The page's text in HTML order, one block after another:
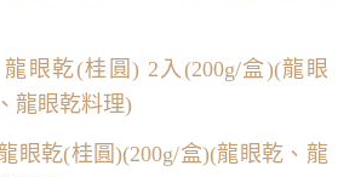
龍眼乾(桂圓) 2入(200g/盒)(龍眼
龍眼乾料理)
眼乾(桂圓)(200g/盒)(龍眼乾、龍